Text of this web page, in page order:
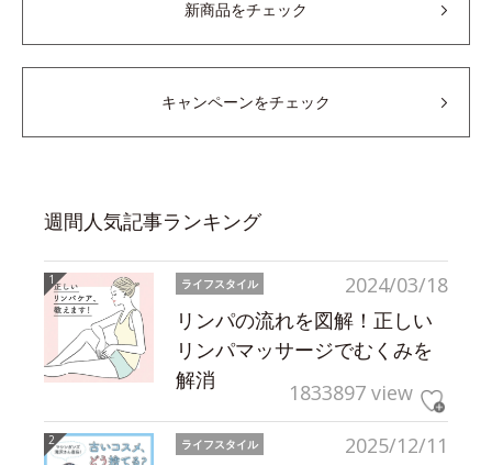
新商品をチェック
キャンペーンをチェック
週間人気記事ランキング
2024/03/18
ライフスタイル
リンパの流れを図解！正しい
リンパマッサージでむくみを
解消
1833897 view
2025/12/11
ライフスタイル